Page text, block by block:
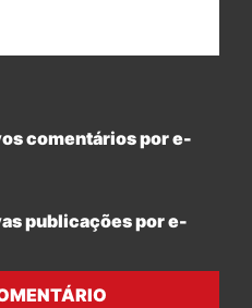
comentários por e-
publicações por e-